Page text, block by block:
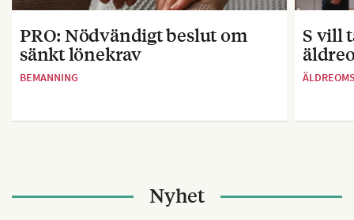
PRO: Nödvändigt beslut om
sänkt lönekrav
BEMANNING
S vill
Nyhet